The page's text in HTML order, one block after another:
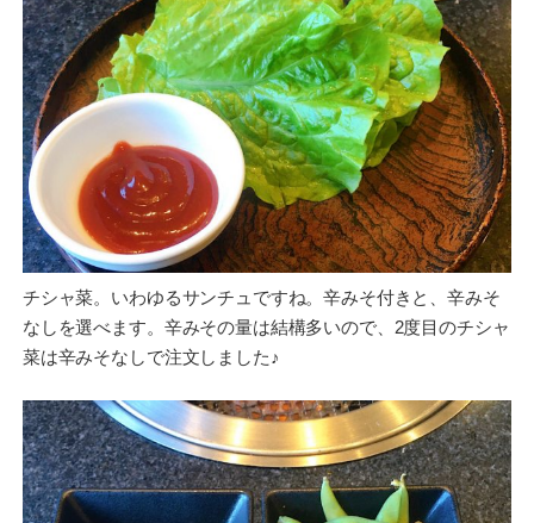
チシャ菜。いわゆるサンチュですね。辛みそ付きと、辛みそ
なしを選べます。辛みその量は結構多いので、2度目のチシャ
菜は辛みそなしで注文しました♪